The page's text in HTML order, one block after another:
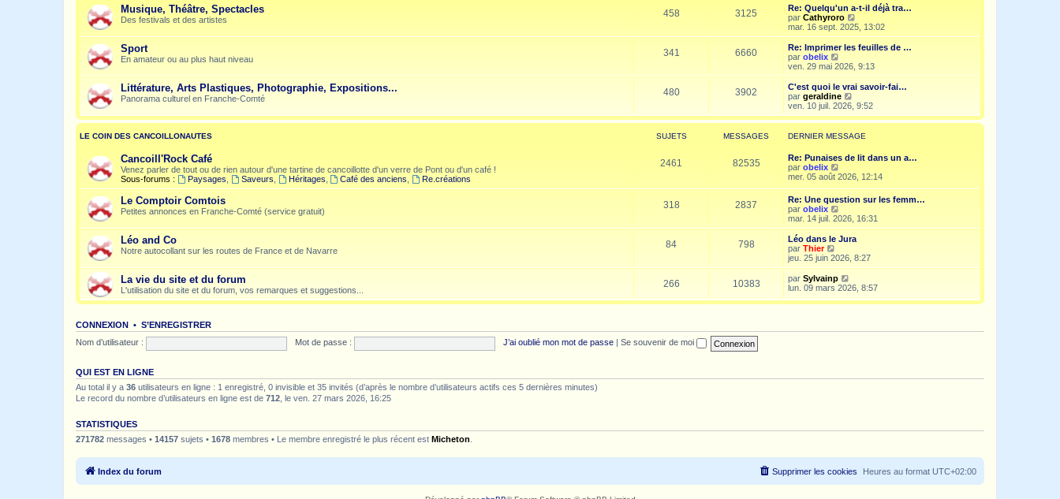
e
s
s
a
g
e
e
r
m
e
s
s
a
g
e
e
r
n
i
e
m
e
s
a
g
e
Musique, Théâtre, Spectacles
Des festivals et des artistes
458 3125
Re: Quelqu'un a-t-il déjà tra…
par Cathyroro
o
i
r
e
e
r
n
i
e
m
s
a
g
e
mar. 16 sept. 2025, 13:02
Sport
En amateur ou au plus haut niveau
341 6660
Re: Imprimer les feuilles de …
par obelix
o
i
r
l
e
e
r
n
e
m
e
s
a
g
e
ven. 29 mai 2026, 9:13
Littérature, Arts Plastiques, Photographie, Expositions...
Panorama culturel en Franche-Comté
480 3902
C'est quoi le vrai savoir-fai…
par geraldine
o
i
r
l
e
n
i
e
m
e
s
a
g
ven. 10 juil. 2026, 9:52
LE COIN DES CANCOILLONAUTES SUJETS MESSAGES DERNIER MESSAGE
Cancoill'Rock Café
Venez parler de tout ou de rien autour d'une tartine de cancoillotte d'un verre de Pont ou d'un café !
Sous-forums :
Paysages Saveurs Héritages Café des anciens Re.créations
2461 82535
Re: Punaises de lit dans un a…
par obelix
o
l
e
d
e
r
i
e
r
m
e
mer. 05 août 2026, 12:14
Le Comptoir Comtois
Petites annonces en Franche-Comté (service gratuit)
318 2837
Re: Une question sur les femm…
par obelix
o
i
r
e
e
r
n
i
m
g
mar. 14 juil. 2026, 16:31
Léo and Co
Notre autocollant sur les routes de France et de Navarre
84 798
Léo dans le Jura
par Thier
o
i
r
d
n
e
jeu. 25 juin 2026, 8:27
La vie du site et du forum
L'utilisation du site et du forum, vos remarques et suggestions...
266 10383 par Sylvainp
o
r
d
e
s
e
lun. 09 mars 2026, 8:57
CONNEXION • S’ENREGISTRER
Nom d’utilisateur :
Mot de passe : J’ai oublié mon mot de passe Se souvenir de moi
QUI EST EN LIGNE
Au total il y a 36 utilisateurs en ligne : 1 enregistré, 0 invisible et 35 invités (d’après le nombre d’utilisateurs actifs ces 5 dernières minutes)
Le record du nombre d’utilisateurs en ligne est de 712 , le ven. 27 mars 2026, 16:25
STATISTIQUES
271782 messages • 14157 sujets • 1678 membres • Le membre enregistré le plus récent est Micheton
Index du forum Heures au format UTC+02:00
Supprimer les cookies